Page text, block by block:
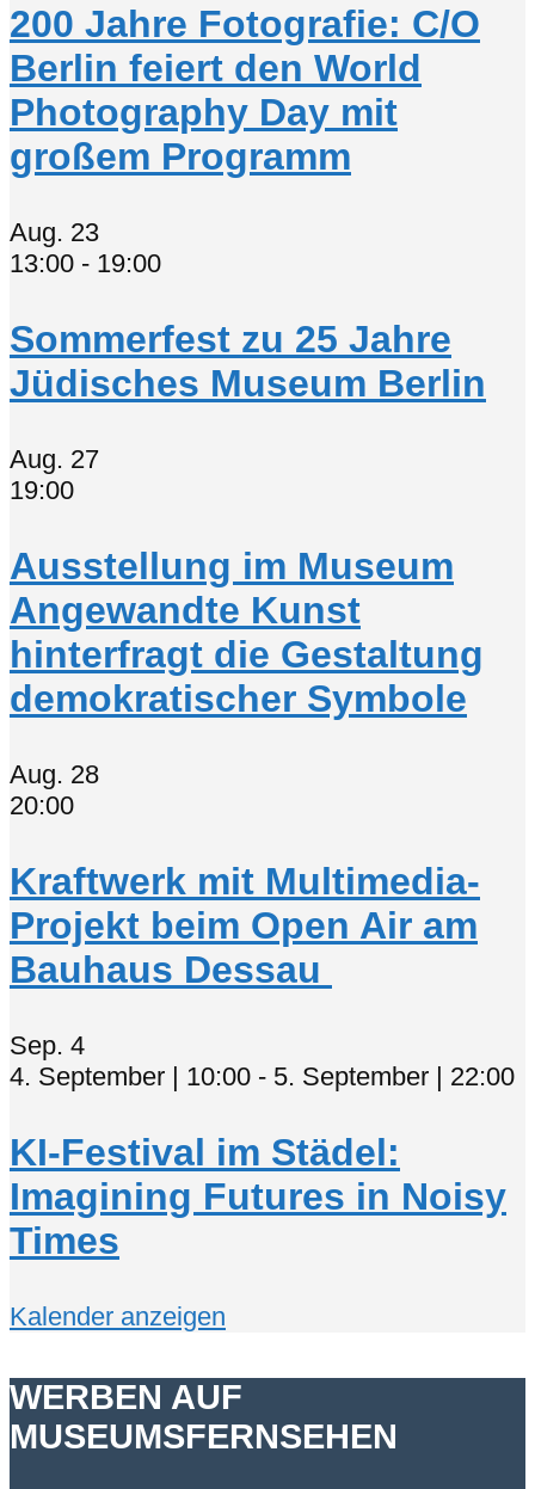
200 Jahre Fotografie: C/O
Berlin feiert den World
Photography Day mit
großem Programm
Aug. 23
13:00 - 19:00
Sommerfest zu 25 Jahre
Jüdisches Museum Berlin
Aug. 27
19:00
Ausstellung im Museum
Angewandte Kunst
hinterfragt die Gestaltung
demokratischer Symbole
Aug. 28
20:00
Kraftwerk mit Multimedia-
Projekt beim Open Air am
Bauhaus Dessau
Sep. 4
4. September | 10:00 - 5. September | 22:00
KI-Festival im Städel:
Imagining Futures in Noisy
Times
Kalender anzeigen
WERBEN AUF
MUSEUMSFERNSEHEN